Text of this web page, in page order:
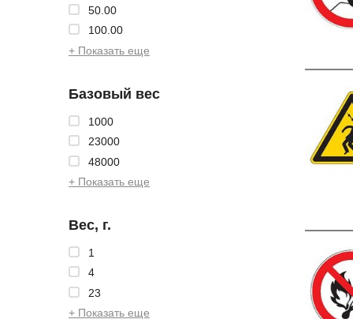
50.00
100.00
+ Показать еще
Базовый вес
1000
23000
48000
+ Показать еще
Вес, г.
1
4
23
+ Показать еще